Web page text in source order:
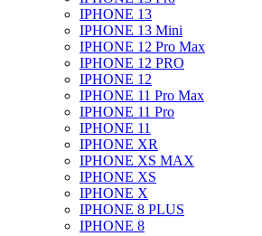
IPHONE 13
IPHONE 13 Mini
IPHONE 12 Pro Max
IPHONE 12 PRO
IPHONE 12
IPHONE 11 Pro Max
IPHONE 11 Pro
IPHONE 11
IPHONE XR
IPHONE XS MAX
IPHONE XS
IPHONE X
IPHONE 8 PLUS
IPHONE 8